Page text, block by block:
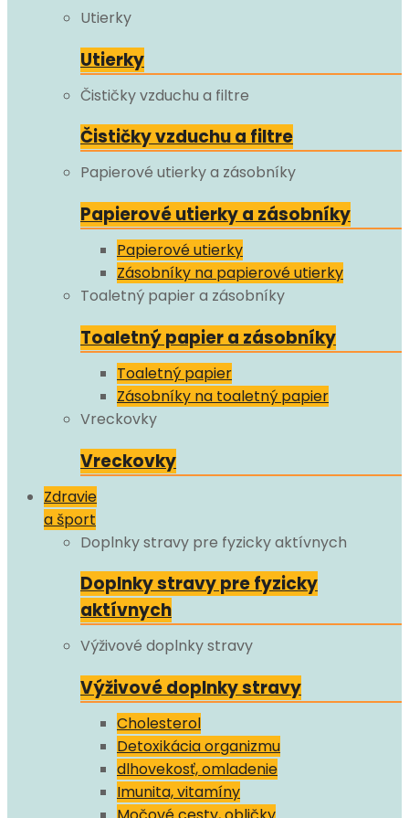
Utierky
Utierky
Čističky vzduchu a filtre
Čističky vzduchu a filtre
Papierové utierky a zásobníky
Papierové utierky a zásobníky
Papierové utierky
Zásobníky na papierové utierky
Toaletný papier a zásobníky
Toaletný papier a zásobníky
Toaletný papier
Zásobníky na toaletný papier
Vreckovky
Vreckovky
Zdravie
a šport
Doplnky stravy pre fyzicky aktívnych
Doplnky stravy pre fyzicky
aktívnych
Výživové doplnky stravy
Výživové doplnky stravy
Cholesterol
Detoxikácia organizmu
dlhovekosť, omladenie
Imunita, vitamíny